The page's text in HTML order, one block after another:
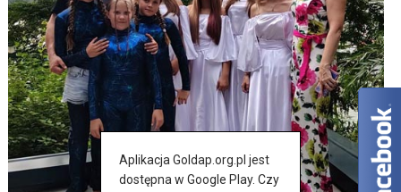
Aplikacja Goldap.org.pl jest
dostępna w Google Play. Czy